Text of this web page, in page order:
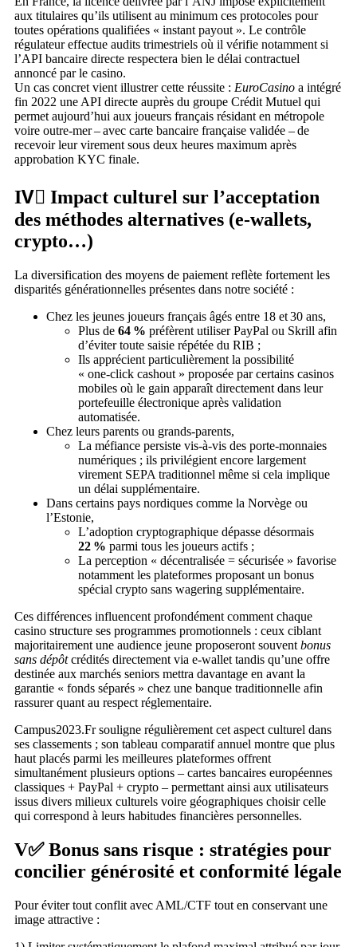
aux titulaires qu’ils utilisent au minimum ces protocoles pour
toutes opérations qualifiées « instant payout ». Le contrôle
régulateur effectue audits trimestriels où il vérifie notamment si
l’API bancaire directe respectera bien le délai contractuel
annoncé par le casino.​
Un cas concret vient illustrer cette réussite : EuroCasino a intégré
fin 2022 une API directe auprès du groupe Crédit Mutuel qui
permet aujourd’hui aux joueurs français résidant en métropole
voire outre‑mer – avec carte bancaire française validée – de
recevoir leur virement sous deux heures maximum après
approbation KYC finale.
IV️⃣ Impact culturel sur l’acceptation
des méthodes alternatives (e‑wallets,
crypto…)
La diversification des moyens de paiement reflète fortement les
disparités générationnelles présentes dans notre société :
Chez les jeunes joueurs français âgés entre 18 et 30 ans,
Plus de 64 % préfèrent utiliser PayPal ou Skrill afin
d’éviter toute saisie répétée du RIB ;
Ils apprécient particulièrement la possibilité
« one‑click cashout » proposée par certains casinos
mobiles où le gain apparaît directement dans leur
portefeuille électronique après validation
automatisée​.
Chez leurs parents ou grands‑parents,
La méfiance persiste vis-à-vis des porte‑monnaies
numériques ; ils privilégient encore largement
virement SEPA traditionnel même si cela implique
un délai supplémentaire​.
Dans certains pays nordiques comme la Norvège ou
l’Estonie,
L’adoption cryptographique dépasse désormais
22 % parmi tous les joueurs actifs ;
La perception « décentralisée = sécurisée » favorise
notamment les plateformes proposant un bonus
spécial crypto sans wagering supplémentaire​.
Ces différences influencent profondément comment chaque
casino structure ses programmes promotionnels : ceux ciblant
majoritairement une audience jeune proposeront souvent bonus
sans dépôtcrédités directement via e‑wallet tandis qu’une offre
destinée aux marchés seniors mettra davantage en avant la
garantie « fonds séparés » chez une banque traditionnelle afin
rassurer quant au respect réglementaire.​
Campus2023.Fr souligne régulièrement cet aspect culturel dans
ses classements ; son tableau comparatif annuel montre que plus
haut placés parmi les meilleures plateformes offrent
simultanément plusieurs options – cartes bancaires européennes
classiques + PayPal + crypto – permettant ainsi aux utilisateurs
issus divers milieux culturels voire géographiques choisir celle
qui correspond à leurs habitudes financières personnelles.
V✅ Bonus sans risque : stratégies pour
concilier générosité et conformité légale
Pour éviter tout conflit avec AML/CTF tout en conservant une
image attractive :